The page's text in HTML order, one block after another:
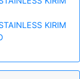
KIRIM